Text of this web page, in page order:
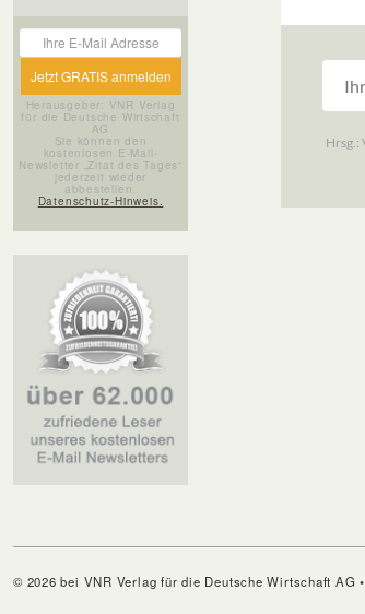
Herausgeber: VNR Verlag
für die Deutsche Wirtschaft
AG
Sie können den
kostenlosen E-Mail-
Newsletter „Zitat des Tages“
jederzeit wieder
abbestellen.
Datenschutz-Hinweis.
© 2026 bei VNR Verlag für die Deutsche Wirtschaft AG •